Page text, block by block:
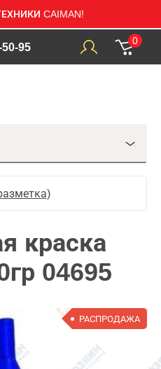
CAIMAN!
50-95
0
краска
04695
РАСПРОДАЖА